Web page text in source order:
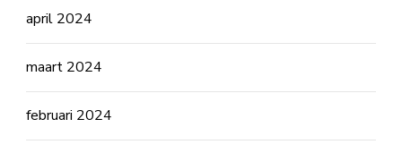
april 2024
maart 2024
februari 2024